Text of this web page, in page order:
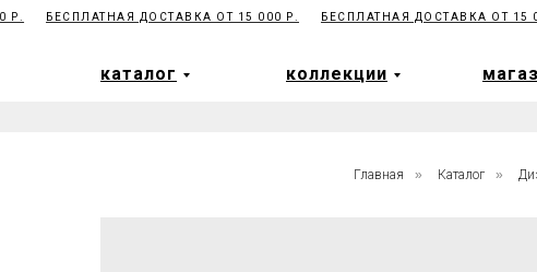
БЕСПЛАТНАЯ ДОСТАВКА ОТ 15 000 Р. БЕСПЛАТНАЯ ДОСТАВКА ОТ 15
каталог коллекции
каталог коллекции
Главная » Каталог »